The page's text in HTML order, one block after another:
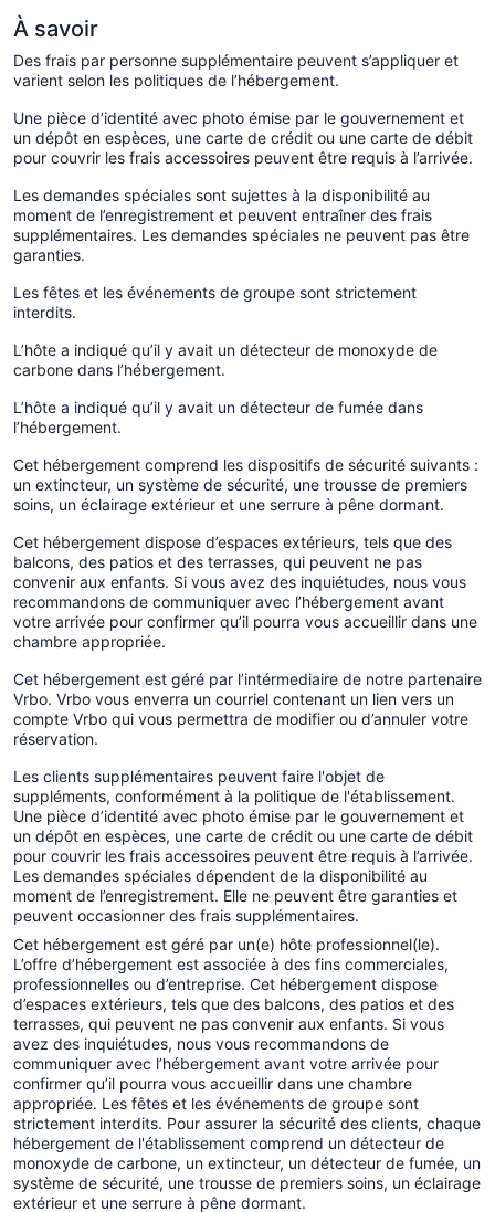
À savoir
Des frais par personne supplémentaire peuvent s’appliquer et
varient selon les politiques de l’hébergement.
Une pièce d’identité avec photo émise par le gouvernement et
un dépôt en espèces, une carte de crédit ou une carte de débit
pour couvrir les frais accessoires peuvent être requis à l’arrivée.
Les demandes spéciales sont sujettes à la disponibilité au
moment de l’enregistrement et peuvent entraîner des frais
supplémentaires. Les demandes spéciales ne peuvent pas être
garanties.
Les fêtes et les événements de groupe sont strictement
interdits.
L’hôte a indiqué qu’il y avait un détecteur de monoxyde de
carbone dans l’hébergement.
L’hôte a indiqué qu’il y avait un détecteur de fumée dans
l’hébergement.
Cet hébergement comprend les dispositifs de sécurité suivants :
un extincteur, un système de sécurité, une trousse de premiers
soins, un éclairage extérieur et une serrure à pêne dormant.
Cet hébergement dispose d’espaces extérieurs, tels que des
balcons, des patios et des terrasses, qui peuvent ne pas
convenir aux enfants. Si vous avez des inquiétudes, nous vous
recommandons de communiquer avec l’hébergement avant
votre arrivée pour confirmer qu’il pourra vous accueillir dans une
chambre appropriée.
Cet hébergement est géré par l’intérmediaire de notre partenaire
Vrbo. Vrbo vous enverra un courriel contenant un lien vers un
compte Vrbo qui vous permettra de modifier ou d’annuler votre
réservation.
Les clients supplémentaires peuvent faire l'objet de
suppléments, conformément à la politique de l'établissement.
Une pièce d’identité avec photo émise par le gouvernement et
un dépôt en espèces, une carte de crédit ou une carte de débit
pour couvrir les frais accessoires peuvent être requis à l’arrivée.
Les demandes spéciales dépendent de la disponibilité au
moment de l’enregistrement. Elle ne peuvent être garanties et
peuvent occasionner des frais supplémentaires.
Cet hébergement est géré par un(e) hôte professionnel(le).
L’offre d’hébergement est associée à des fins commerciales,
professionnelles ou d’entreprise. Cet hébergement dispose
d’espaces extérieurs, tels que des balcons, des patios et des
terrasses, qui peuvent ne pas convenir aux enfants. Si vous
avez des inquiétudes, nous vous recommandons de
communiquer avec l’hébergement avant votre arrivée pour
confirmer qu’il pourra vous accueillir dans une chambre
appropriée. Les fêtes et les événements de groupe sont
strictement interdits. Pour assurer la sécurité des clients, chaque
hébergement de l'établissement comprend un détecteur de
monoxyde de carbone, un extincteur, un détecteur de fumée, un
système de sécurité, une trousse de premiers soins, un éclairage
extérieur et une serrure à pêne dormant.